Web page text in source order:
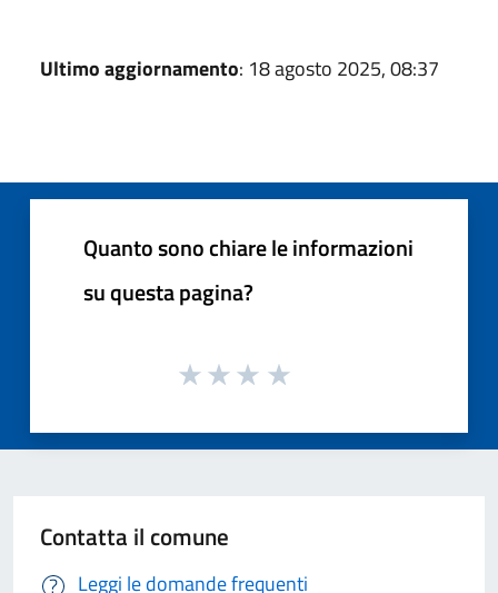
Ultimo aggiornamento: 18 agosto 2025, 08:37
Quanto sono chiare le informazioni
su questa pagina?
Contatta il comune
Leggi le domande frequenti